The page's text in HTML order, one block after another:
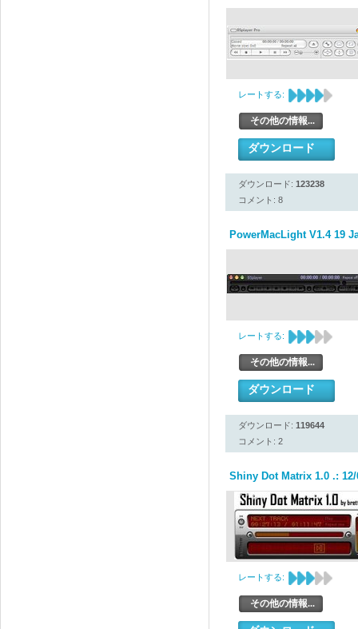
レートする:
その他の情報...
ダウンロード
ダウンロード: 123238
コメント: 8
PowerMacLight V1.4 19
レートする:
その他の情報...
ダウンロード
ダウンロード: 119644
コメント: 2
Shiny Dot Matrix 1.0 .: 12/
レートする:
その他の情報...